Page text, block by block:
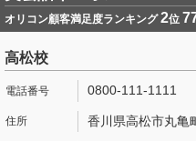
オリコン顧客満足度ランキング2位
高松校
0800-111-1111
香川県高松市丸亀